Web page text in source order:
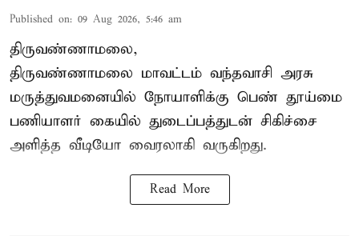
Published on: 09 Aug 2026, 5:46 am
திருவண்ணாமலை,
திருவண்ணாமலை மாவட்டம் வந்தவாசி அரசு
மருத்துவமனையில் நோயாளிக்கு பெண் தூய்மை
பணியாளர் கையில் துடைப்பத்துடன் சிகிச்சை
அளித்த வீடியோ வைரலாகி வருகிறது.
Read More